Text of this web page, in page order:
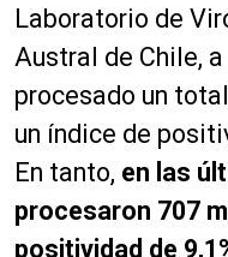
Laboratorio de
Austral de Chile,
procesado un
un índice de
En tanto, en las
procesaron 707
positividad de